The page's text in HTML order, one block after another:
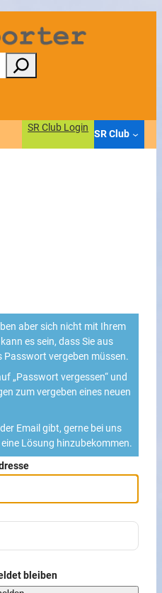
SR Club Login
SR Club
aber sich nicht mit Ihrem
es sein, dass Sie aus
Passwort vergeben müssen.
„Passwort vergessen“ und
zum vergeben eines neuen
Email gibt, gerne bei uns
Lösung hinzubekommen.
bleiben